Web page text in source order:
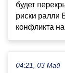
будет
риски ралли
конфликта
04:21, 03 Май